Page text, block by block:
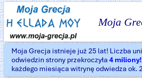
Moja
Moja Grecja istnieje już 25 lat! Liczba
odwiedzin strony przekroczyła 4 miliony!
każdego miesiąca witrynę odwiedza ok.